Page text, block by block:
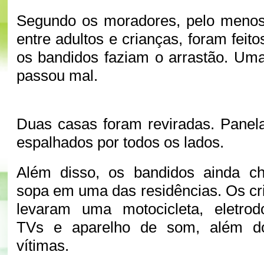
Segundo os moradores, pelo
entre adultos e crianças, foram
os bandidos faziam o arrastão.
passou mal.
Duas casas foram reviradas.
espalhados por todos os lados.
Além disso, os bandidos ainda
sopa em uma das residências. Os
levaram uma motocicleta,
TVs e aparelho de som, além
vítimas.